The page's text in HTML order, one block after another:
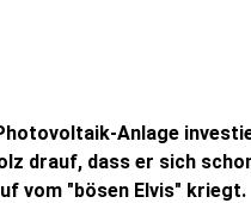
Anlage
drauf, dass er sich
vom "bösen Elvis" kriegt.